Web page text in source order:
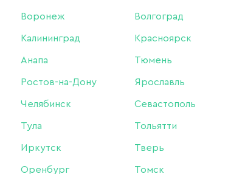
Воронеж Волгоград
Калининград Красноярск
Анапа Тюмень
Ростов-на-Дону Ярославль
Челябинск Севастополь
Тула Тольятти
Иркутск Тверь
Оренбург Томск